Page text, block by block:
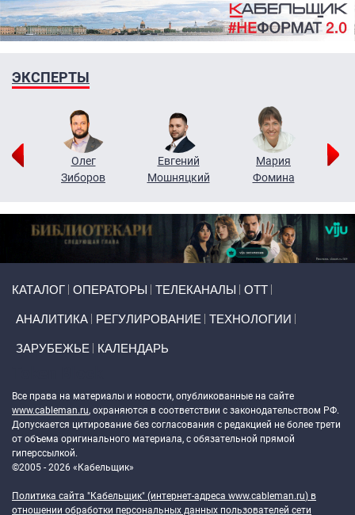
ЭКСПЕРТЫ
Олег
Зиборов
Евгений
Мошняцкий
Мария
Фомина
КАТАЛОГ ОПЕРАТОРЫ ТЕЛЕКАНАЛЫ ОТТ
АНАЛИТИКА РЕГУЛИРОВАНИЕ ТЕХНОЛОГИИ
ЗАРУБЕЖЬЕ КАЛЕНДАРЬ
Все права на материалы и новости, опубликованные на сайте
www.cableman.ru, охраняются в соответствии с законодательством РФ.
Допускается цитирование без согласования с редакцией не более трети
от объема оригинального материала, с обязательной прямой
гиперссылкой.
©2005 - 2026 «Кабельщик»
Политика сайта "Кабельщик" (интернет-адреса www.cableman.ru) в
отношении обработки персональных данных пользователей сети